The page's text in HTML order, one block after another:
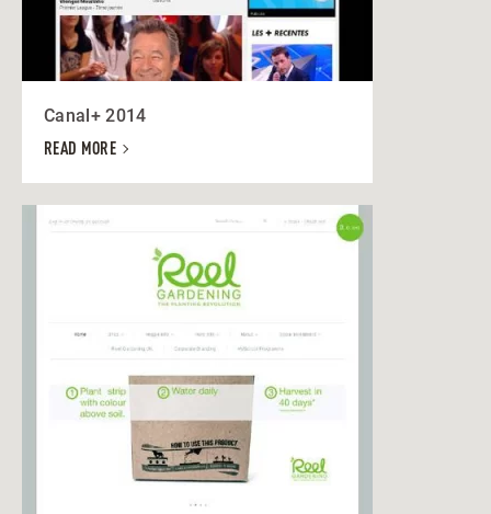
Canal+ 2014
READ MORE